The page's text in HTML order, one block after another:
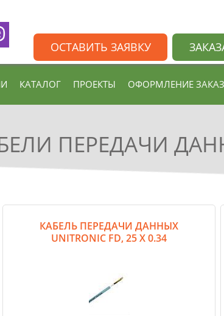
ОСТАВИТЬ ЗАЯВКУ
КАТАЛОГ ПРОЕКТЫ ОФОРМЛЕНИЕ
ПЕРЕДАЧИ
КАБЕЛЬ ПЕРЕДАЧИ ДАННЫХ
UNITRONIC FD, 25 Х 0.34